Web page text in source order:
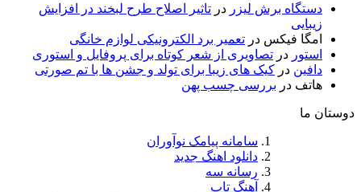
دستگاه برش لیزر در تاثیر اصلاح طرح لبخند در افزایش
زیبایی
امگا فیکس در تعمیر برد الکترونیکی لوازم خانگی
استور در تصاویری از شعر کوتاه برای پروفایل و استوری
دافین در کیک های زیبا برای تولد و جشن ها با تم صورتی
هاتف در بررسی چسب پهن
دوستان ما
سامانه پیامک نوآوران
دانلود اهنگ جدید
رسانه سه
آهنگ تاپ